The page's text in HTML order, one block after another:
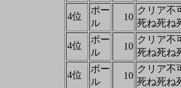
4位
ポー
ル
10
クリア不
死ね死ね
4位
ポー
ル
10
クリア不
死ね死ね
4位
ポー
ル
10
クリア不
死ね死ね